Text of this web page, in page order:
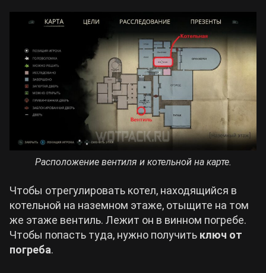
Расположение вентиля и котельной на карте.
Чтобы отрегулировать котел, находящийся в
котельной на наземном этаже, отыщите на том
же этаже вентиль. Лежит он в винном погребе.
Чтобы попасть туда, нужно получить ключ от
погреба.